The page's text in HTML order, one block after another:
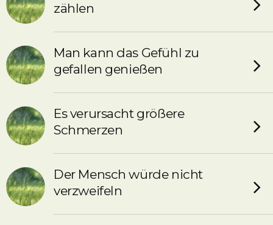
zählen
Man kann das Gefühl zu
gefallen genießen
Es verursacht größere
Schmerzen
Der Mensch würde nicht
verzweifeln